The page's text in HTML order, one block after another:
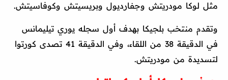
مثل لوكا مودريتش وجفارديول وبريسيتش وكوفاسيتش.
وتقدم منتخب بلجيكا بهدف أول سجله يوري تيليمانس
في الدقيقة 38 من اللقاء، وفي الدقيقة 41 تصدى كورتوا
لتسديدة من مودريتش.